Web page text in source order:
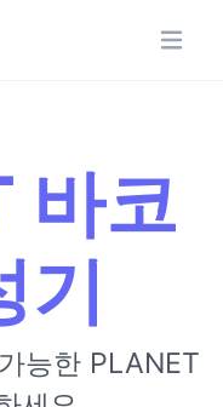
바코
기
능한 PLANET